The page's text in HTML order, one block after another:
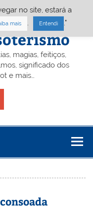
Portal
magias, feitiços,
significado dos
e mais…
no site, estará a
mais Entendi ."